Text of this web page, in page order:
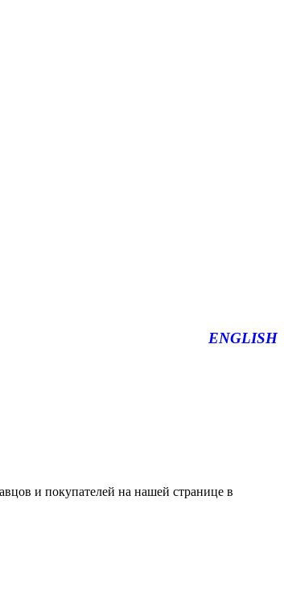
ENGLISH
и покупателей на нашей странице в